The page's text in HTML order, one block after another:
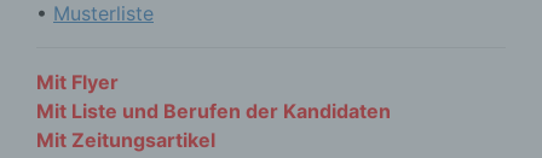
• Musterliste
Mit Flyer
Mit Liste und Berufen der Kandidaten
Mit Zeitungsartikel